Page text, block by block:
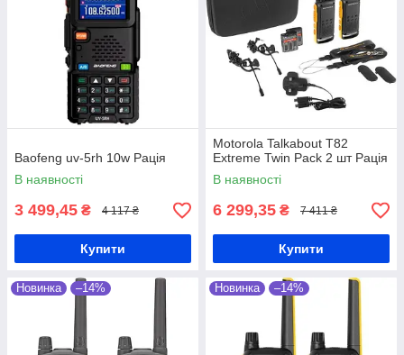
Baofeng uv-5rh 10w Рація
В наявності
3 499,45 ₴ 4 117 ₴
Купити
Motorola Talkabout T82
Extreme Twin Pack 2 шт Рація
В наявності
6 299,35 ₴ 7 411 ₴
Купити
Новинка –14% Новинка –14%